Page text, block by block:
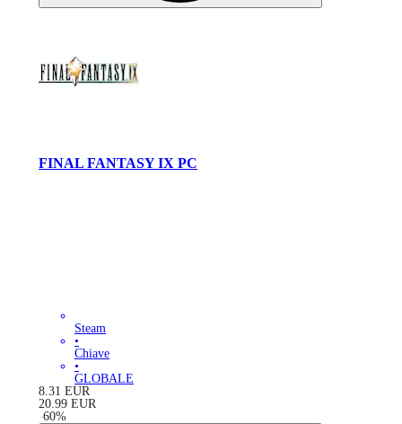
FINAL FANTASY IX PC
Steam
•
Chiave
•
GLOBALE
8.31 EUR
20.99 EUR
-60%